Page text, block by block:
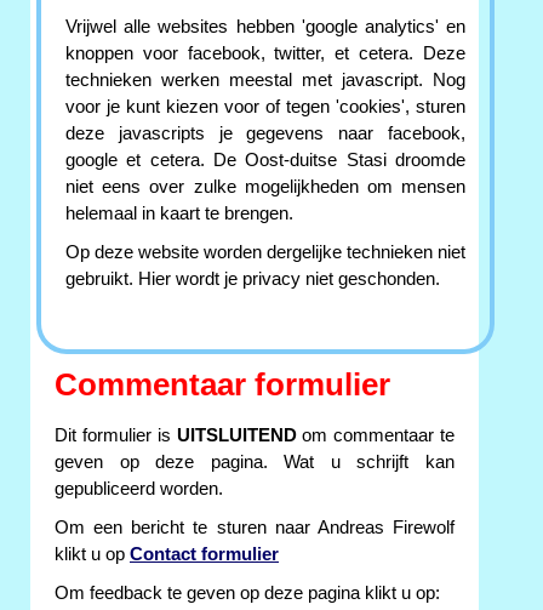
Vrijwel alle websites hebben 'google analytics' en
knoppen voor facebook, twitter, et cetera. Deze
technieken werken meestal met javascript. Nog
voor je kunt kiezen voor of tegen 'cookies', sturen
deze javascripts je gegevens naar facebook,
google et cetera. De Oost-duitse Stasi droomde
niet eens over zulke mogelijkheden om mensen
helemaal in kaart te brengen.
Op deze website worden dergelijke technieken niet
gebruikt. Hier wordt je privacy niet geschonden.
Commentaar formulier
Dit formulier is UITSLUITENDom commentaar te
geven op deze pagina. Wat u schrijft kan
gepubliceerd worden.
Om een bericht te sturen naar Andreas Firewolf
klikt u op Contact formulier
Om feedback te geven op deze pagina klikt u op: